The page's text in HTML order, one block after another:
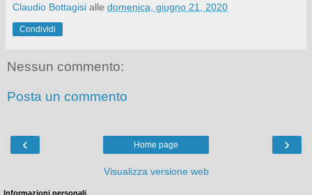
Claudio Bottagisi alle domenica, giugno 21, 2020
Condividi
Nessun commento:
Posta un commento
‹ ›
Home page
Visualizza versione web
Informazioni personali